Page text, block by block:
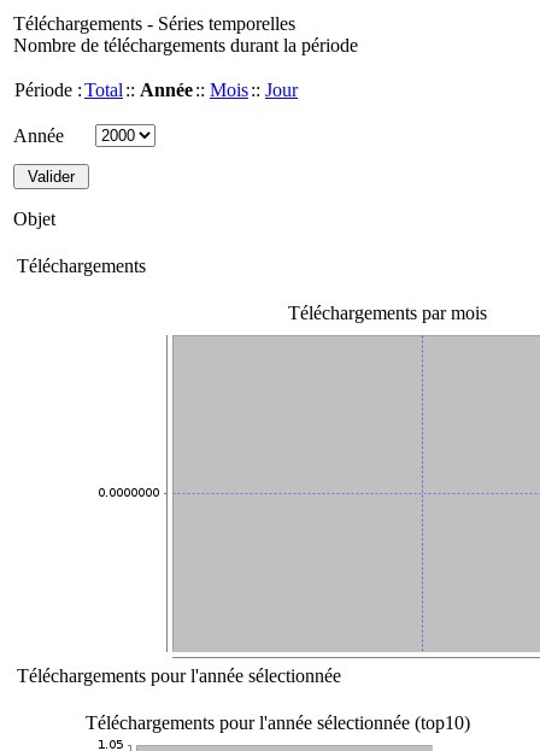
Téléchargements - Séries temporelles
Nombre de téléchargements durant la période
Période :Total :: Année:: Mois:: Jour
Année
Objet
Téléchargements
Téléchargements par mois
Téléchargements pour l'année sélectionnée
Téléchargements pour l'année sélectionnée (top10)